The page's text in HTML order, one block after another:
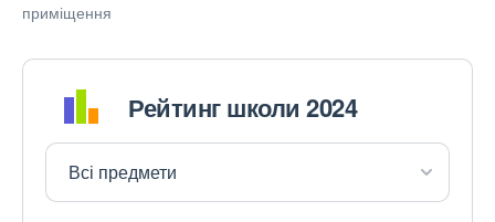
приміщення
Рейтинг школи 2024